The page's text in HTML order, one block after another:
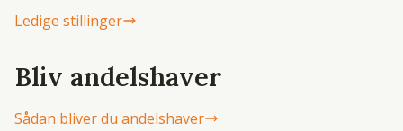
Ledige stillinger
Bliv andelshaver
Sådan bliver du andelshaver